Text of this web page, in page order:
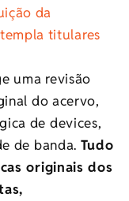
da
titulares
uma revisão
do acervo,
de devices,
de banda. Tudo
originais dos